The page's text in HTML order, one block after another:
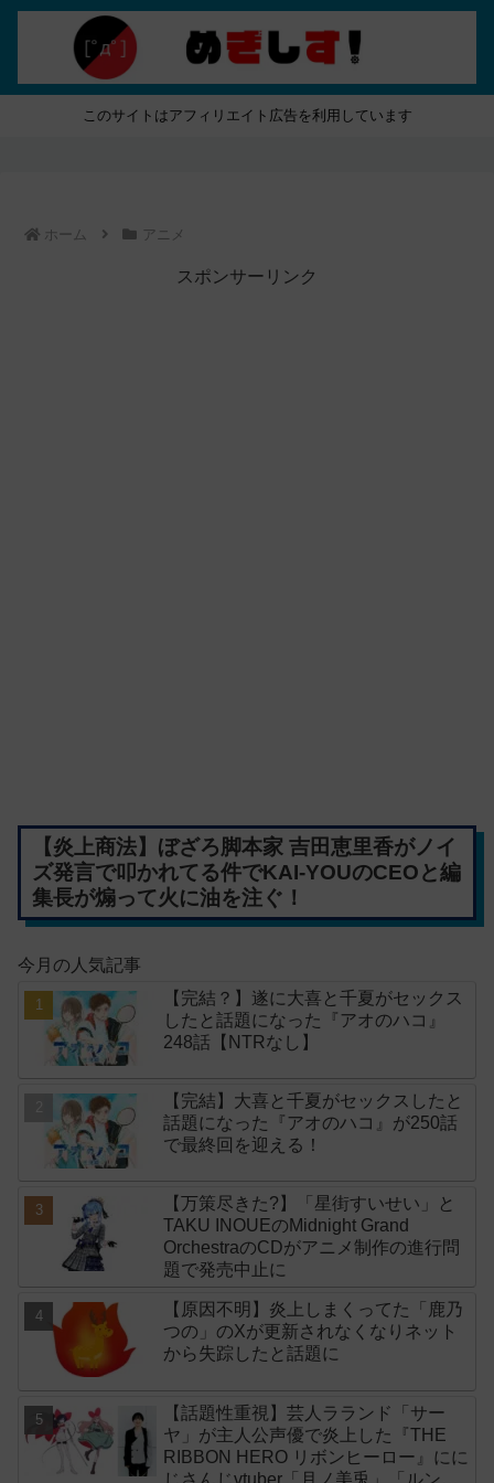
このサイトはアフィリエイト広告を利用しています
ホーム アニメ
スポンサーリンク
【炎上商法】ぼざろ脚本家 吉田恵里香がノイ
ズ発言で叩かれてる件でKAI-YOUのCEOと編
集長が煽って火に油を注ぐ！
今月の人気記事
【完結？】遂に大喜と千夏がセックス
したと話題になった『アオのハコ』
248話【NTRなし】
【完結】大喜と千夏がセックスしたと
話題になった『アオのハコ』が250話
で最終回を迎える！
【万策尽きた?】「星街すいせい」と
TAKU INOUEのMidnight Grand
OrchestraのCDがアニメ制作の進行問
題で発売中止に
【原因不明】炎上しまくってた「鹿乃
つの」のXが更新されなくなりネット
から失踪したと話題に
【話題性重視】芸人ラランド「サー
ヤ」が主人公声優で炎上した『THE
RIBBON HERO リボンヒーロー』にに
じさんじvtuber「月ノ美兎」「ルンル